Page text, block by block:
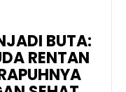
BUTA:
RENTAN